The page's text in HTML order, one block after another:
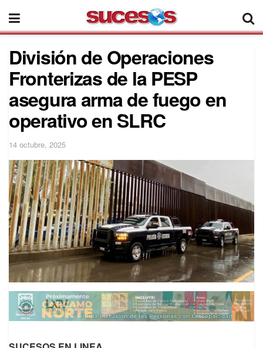
División de Operaciones
Fronterizas de la PESP
asegura arma de fuego en
operativo en SLRC
14 octubre, 2025